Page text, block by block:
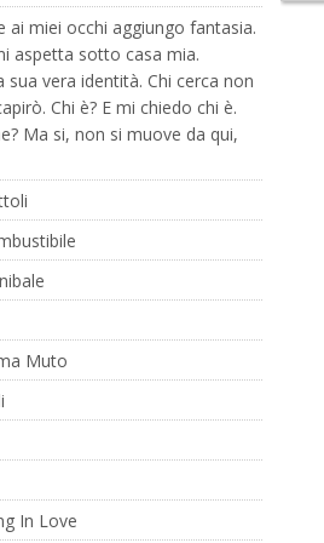
ai miei occhi aggiungo fantasia.
aspetta sotto casa mia.
sua vera identità. Chi cerca non
Chi è? E mi chiedo chi è.
Ma si, non si muove da qui,
Muto
In Love